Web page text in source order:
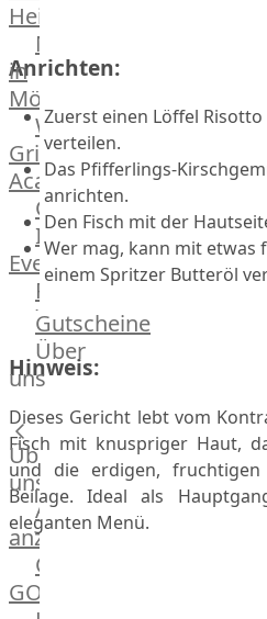
Bücher
Poster
Heinsberg
Markthalle
in
Mönchengladbach
Weber®
Grill
Academy
OTTO@Home
Individuelle
Events
Partner
Kalender
Gästehaus
Villa
Gutscheine
Über
uns
Über
uns
Alle
anzeigen
OTTO
GOURMET
Anrichten:
Zuerst einen Löffel
verteilen.
Das Pfifferlings-
anrichten.
Den Fisch mit der
Wer mag, kann mit etwas
einem Spritzer Butteröl
Hinweis:
Dieses Gericht lebt vom
Fisch mit knuspriger Haut,
und die erdigen, fruchtigen
Beilage. Ideal als
eleganten Menü.